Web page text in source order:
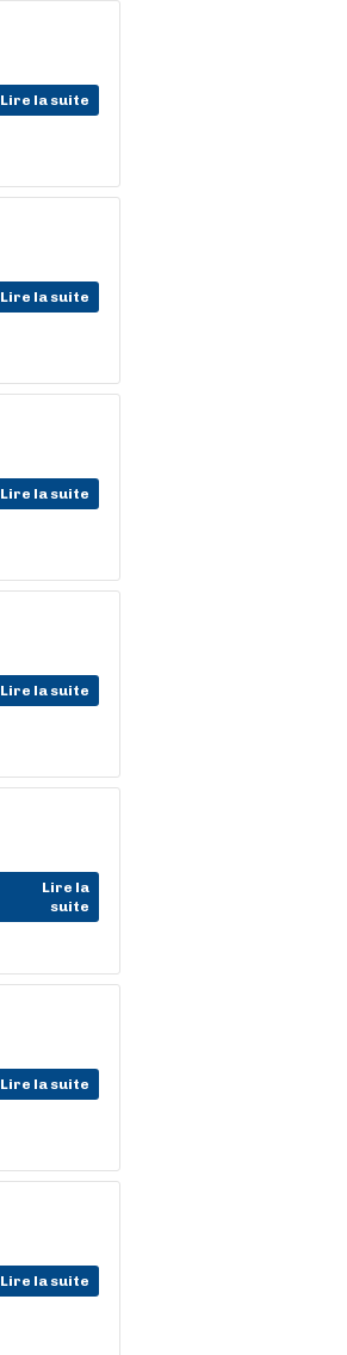
Lire la suite
Lire la suite
Lire la suite
Lire la suite
Lire la
suite
Lire la suite
Lire la suite